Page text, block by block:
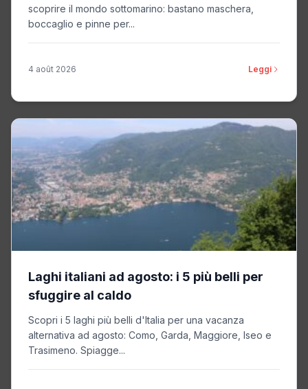
scoprire il mondo sottomarino: bastano maschera,
boccaglio e pinne per...
4 août 2026 Leggi
Laghi italiani ad agosto: i 5 più belli per
sfuggire al caldo
Scopri i 5 laghi più belli d'Italia per una vacanza
alternativa ad agosto: Como, Garda, Maggiore, Iseo e
Trasimeno. Spiagge...